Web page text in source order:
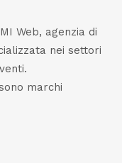
Web, agenzia di
nei settori
marchi